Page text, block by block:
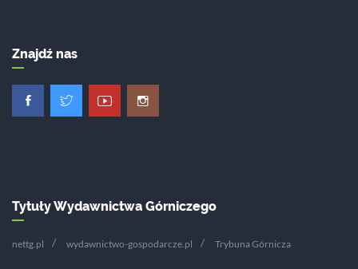
Znajdź nas
Tytuły Wydawnictwa Górniczego
nettg.pl wydawnictwo-gospodarcze.pl Trybuna Górnicza